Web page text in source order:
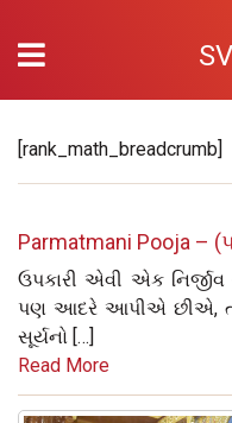
[rank_math_breadcrumb]
Parmatmani Pooja –
ઉપકારી એવી એક
પણ આદરે આપીએ છીએ, તો
સૂર્યનો […]
Read More